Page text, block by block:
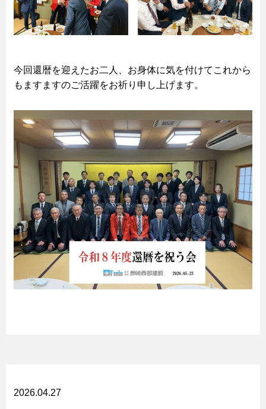
今回還暦を迎えたお二人、お身体に気を付けてこれから
もますますのご活躍をお祈り申し上げます。
2026.04.27